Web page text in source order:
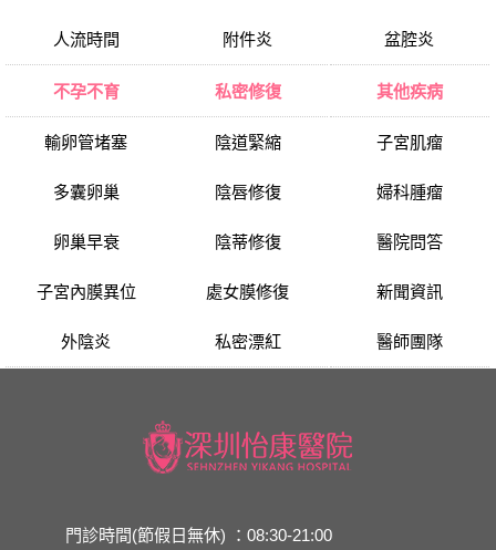
人流時間 附件炎 盆腔炎
不孕不育
輸卵管堵塞
多囊卵巢
卵巢早衰
子宮內膜異位
外陰炎
私密修復
陰道緊縮
陰唇修復
陰蒂修復
處女膜修復
私密漂紅
其他疾病
子宮肌瘤
婦科腫瘤
醫院問答
新聞資訊
醫師團隊
門診時間(節假日無休) ：08:30-21:00